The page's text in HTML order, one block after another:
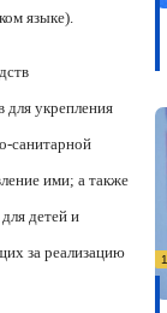
языке).
укрепления
санитарной
ими; а также
детей и
за реализацию